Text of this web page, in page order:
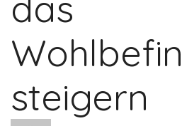
steigern